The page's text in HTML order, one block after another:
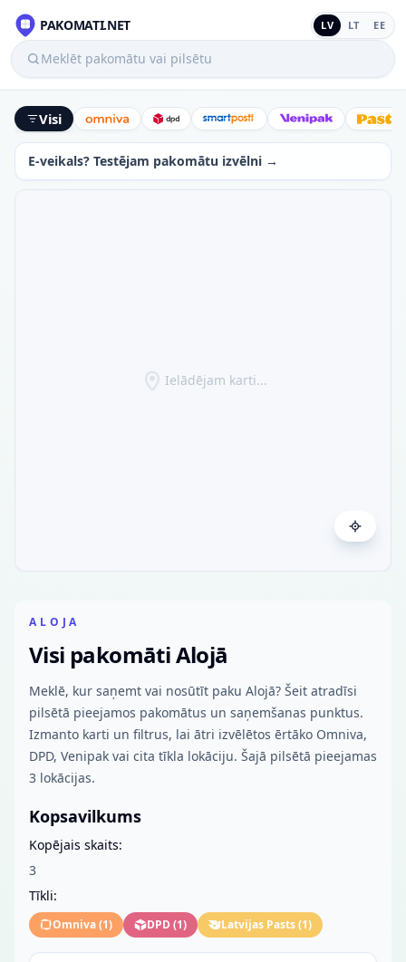
PAKOMATI.NET LV LT EE
Meklēt pakomātu vai pilsētu
Visi Omniva DPD SmartPostiVenipak
E-veikals? Testējam pakomātu izvēlni →
Ielādējam karti...
ALOJA
Visi pakomāti Alojā
Meklē, kur saņemt vai nosūtīt paku Alojā? Šeit atradīsi
pilsētā pieejamos pakomātus un saņemšanas punktus.
Izmanto karti un filtrus, lai ātri izvēlētos ērtāko Omniva,
DPD, Venipak vai cita tīkla lokāciju. Šajā pilsētā pieejamas
3 lokācijas.
Kopsavilkums
Kopējais skaits:
3
Tīkli:
Omniva(1) DPD(1) Latvijas Pasts(1)